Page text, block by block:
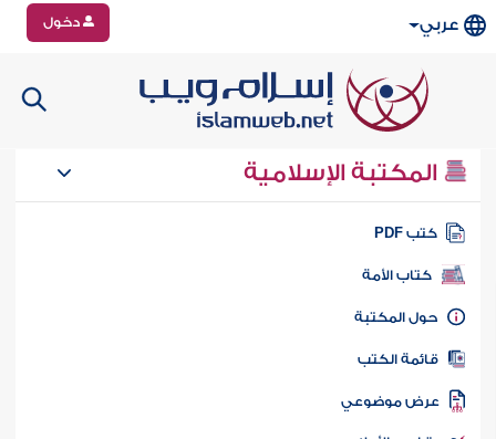
عربي دخول
المكتبة الإسلامية
كتب PDF
كتاب الأمة
المكتبة
الكتب